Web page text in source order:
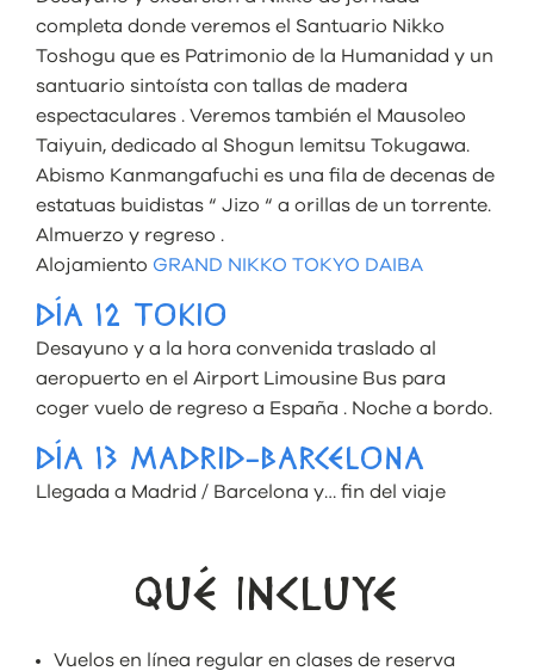
completa donde veremos el Santuario Nikko
Toshogu que es Patrimonio de la Humanidad y un
santuario sintoísta con tallas de madera
espectaculares . Veremos también el Mausoleo
Taiyuin, dedicado al Shogun lemitsu Tokugawa.
Abismo Kanmangafuchi es una fila de decenas de
estatuas buidistas “ Jizo “ a orillas de un torrente.
Almuerzo y regreso .
Alojamiento GRAND NIKKO TOKYO DAIBA
DÍA 12 TOKIO
Desayuno y a la hora convenida traslado al
aeropuerto en el Airport Limousine Bus para
coger vuelo de regreso a España . Noche a bordo.
DÍA 13 MADRID-BARCELONA
Llegada a Madrid / Barcelona y… fin del viaje
QUÉ INCLUYE
Vuelos en línea regular en clases de reserva